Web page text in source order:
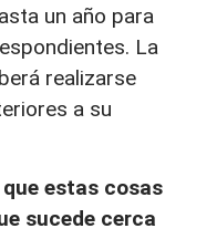
un año para
La
realizarse
a su
estas cosas
sucede cerca